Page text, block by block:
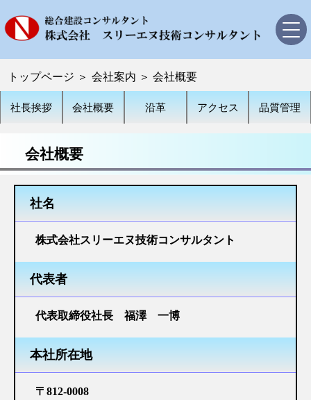
トップページ
会社案内
社長挨拶
沿革
業務内容・実績
道路設計
河川設計
トップページ ＞ 会社案内 ＞ 会社概要
社長挨拶 会社概要 沿革 アクセス 品質管理
会社概要
社名
株式会社スリーエヌ技術コンサルタント
代表者
代表取締役社長 福澤 一博
本社所在地
〒812-0008